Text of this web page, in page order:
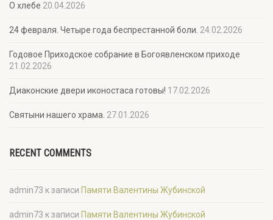
О хлебе 20.04.2026
24 февраля. Четыре года беспрестанной боли. 24.02.2026
Годовое Приходское собрание в Богоявленском приходе
21.02.2026
Диаконские двери иконостаса готовы! 17.02.2026
Святыни нашего храма. 27.01.2026
RECENT COMMENTS
admin73 к записи Памяти Валентины Жубинской
admin73 к записи Памяти Валентины Жубинской